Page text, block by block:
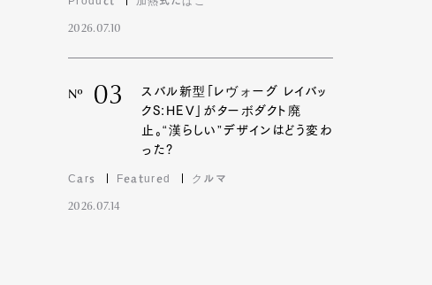
2026.07.10
Nº 03
スバル新型「レヴォーグ レイバッ
クS:HEV」がターボダクト廃
止。“漢らしい”デザインはどう変わ
った?
Cars Featured クルマ
2026.07.14